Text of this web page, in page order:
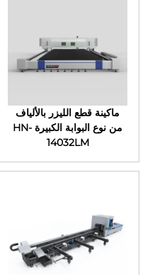
ماكينة قطع الليزر بالألياف
من نوع البوابة الكبيرة HN-
14032LM